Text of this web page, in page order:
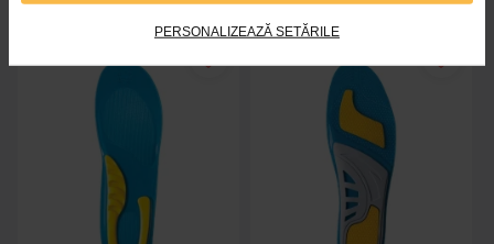
PERSONALIZEAZĂ SETĂRILE